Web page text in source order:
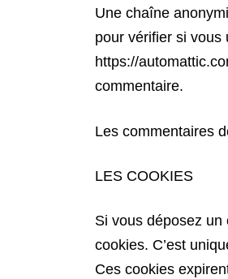
Une chaîne
pour vérifier si vous
https://
commentaire.
Les commentaires
LES COOKIES
Si vous déposez un
cookies. C’est
Ces cookies